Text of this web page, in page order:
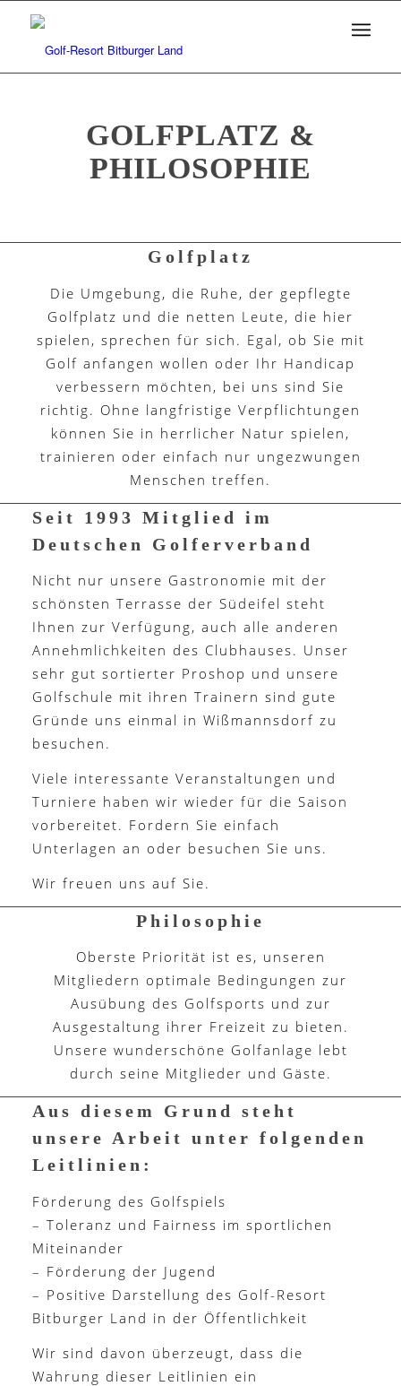
GOLFPLATZ &
PHILOSOPHIE
Golfplatz
Die Umgebung, die Ruhe, der gepflegte
Golfplatz und die netten Leute, die hier
spielen, sprechen für sich. Egal, ob Sie mit
Golf anfangen wollen oder Ihr Handicap
verbessern möchten, bei uns sind Sie
richtig. Ohne langfristige Verpflichtungen
können Sie in herrlicher Natur spielen,
trainieren oder einfach nur ungezwungen
Menschen treffen.
Seit 1993 Mitglied im
Deutschen Golferverband
Nicht nur unsere Gastronomie mit der
schönsten Terrasse der Südeifel steht
Ihnen zur Verfügung, auch alle anderen
Annehmlichkeiten des Clubhauses. Unser
sehr gut sortierter Proshop und unsere
Golfschule mit ihren Trainern sind gute
Gründe uns einmal in Wißmannsdorf zu
besuchen.
Viele interessante Veranstaltungen und
Turniere haben wir wieder für die Saison
vorbereitet. Fordern Sie einfach
Unterlagen an oder besuchen Sie uns.
Wir freuen uns auf Sie.
Philosophie
Oberste Priorität ist es, unseren
Mitgliedern optimale Bedingungen zur
Ausübung des Golfsports und zur
Ausgestaltung ihrer Freizeit zu bieten.
Unsere wunderschöne Golfanlage lebt
durch seine Mitglieder und Gäste.
Aus diesem Grund steht
unsere Arbeit unter folgenden
Leitlinien:
Förderung des Golfspiels
– Toleranz und Fairness im sportlichen
Miteinander
– Förderung der Jugend
– Positive Darstellung des Golf-Resort
Bitburger Land in der Öffentlichkeit
Wir sind davon überzeugt, dass die
Wahrung dieser Leitlinien ein